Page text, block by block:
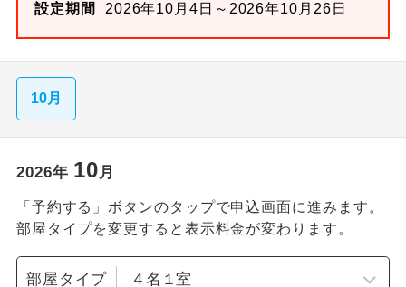
設定期間
2026年10月4日～2026年10月26日
10月
2026年 10 月
「予約する」ボタンのタップで申込画面に進みます。
部屋タイプを変更すると表示料金が変わります。
部屋タイプ